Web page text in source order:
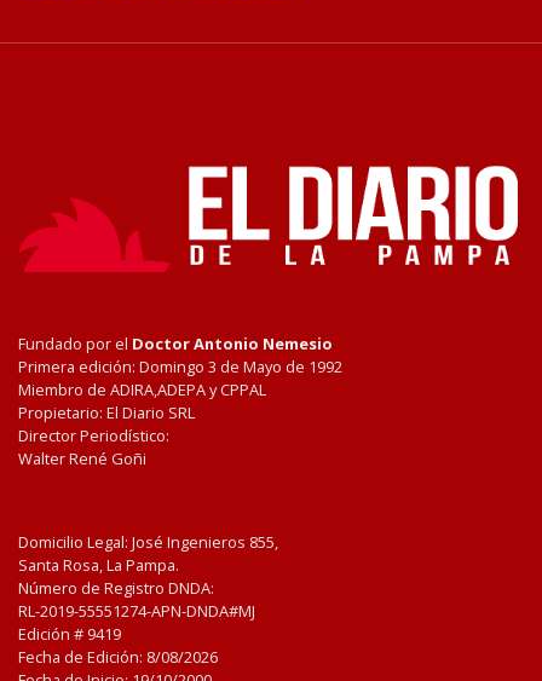
Fundado por el Doctor Antonio Nemesio
Primera edición: Domingo 3 de Mayo de 1992
Miembro de ADIRA,ADEPA y CPPAL
Propietario: El Diario SRL
Director Periodístico:
Walter René Goñi
Domicilio Legal: José Ingenieros 855,
Santa Rosa, La Pampa.
Número de Registro DNDA:
RL-2019-55551274-APN-DNDA#MJ
Edición # 9419
Fecha de Edición: 8/08/2026